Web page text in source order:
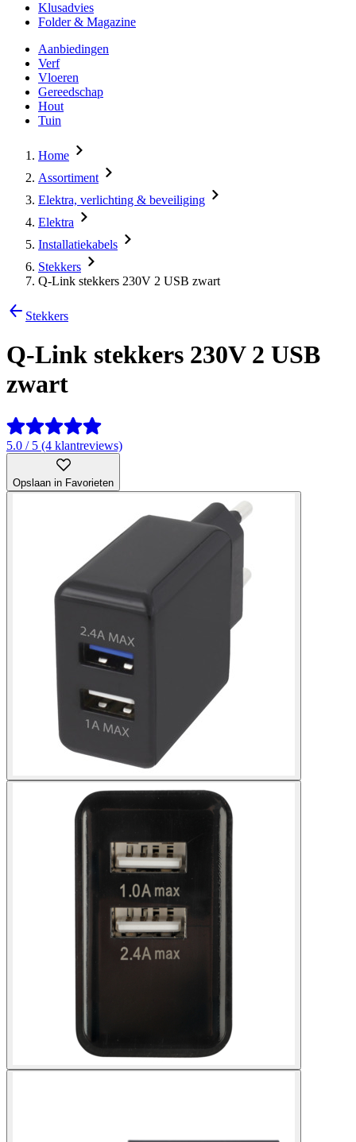
Klusadvies
Folder & Magazine
Aanbiedingen
Verf
Vloeren
Gereedschap
Hout
Tuin
Home
Assortiment
Elektra, verlichting & beveiliging
Elektra
Installatiekabels
Stekkers
Q-Link stekkers 230V 2 USB zwart
Stekkers
Q-Link stekkers 230V 2 USB
zwart
5.0 / 5 (4 klantreviews)
Opslaan in Favorieten